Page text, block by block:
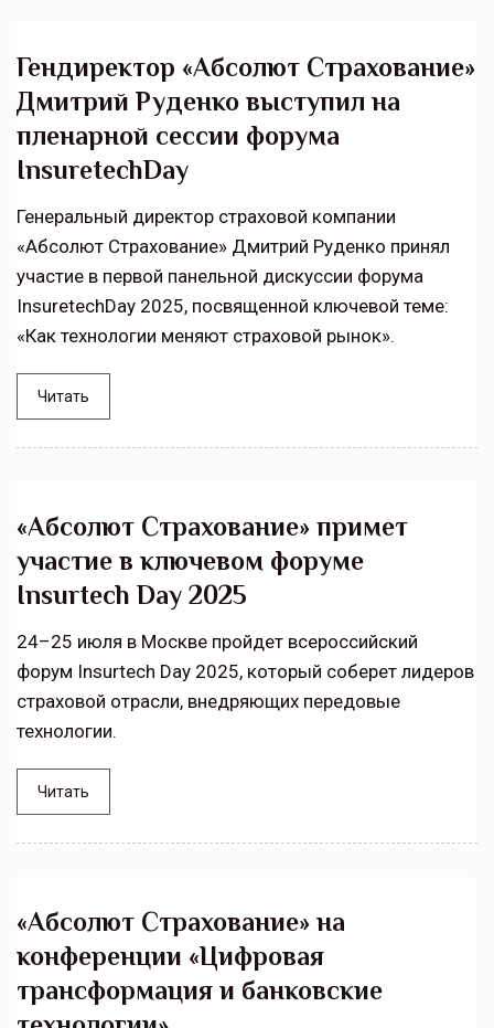
Гендиректор «Абсолют Страхование»
Дмитрий Руденко выступил на
пленарной сессии форума
InsuretechDay
Генеральный директор страховой компании
«Абсолют Страхование» Дмитрий Руденко принял
участие в первой панельной дискуссии форума
InsuretechDay 2025, посвященной ключевой теме:
«Как технологии меняют страховой рынок».
Читать
«Абсолют Страхование» примет
участие в ключевом форуме
Insurtech Day 2025
24–25 июля в Москве пройдет всероссийский
форум Insurtech Day 2025, который соберет лидеров
страховой отрасли, внедряющих передовые
технологии.
Читать
«Абсолют Страхование» на
конференции «Цифровая
трансформация и банковские